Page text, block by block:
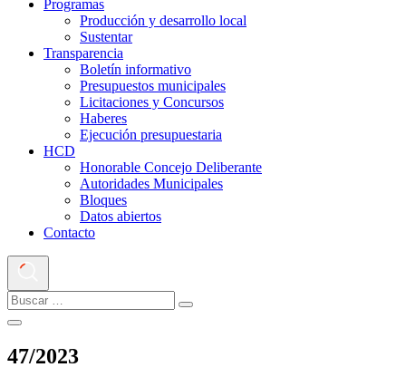
Programas
Producción y desarrollo local
Sustentar
Transparencia
Boletín informativo
Presupuestos municipales
Licitaciones y Concursos
Haberes
Ejecución presupuestaria
HCD
Honorable Concejo Deliberante
Autoridades Municipales
Bloques
Datos abiertos
Contacto
47/2023